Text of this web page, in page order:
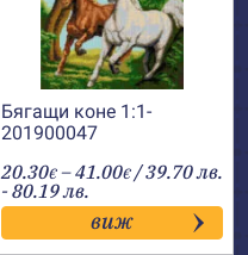
Бягащи коне 1:1-
201900047
20.30€ –41.00€Price
range:
20.30€
through
41.00€
/ 39.70 лв.
- 80.19 лв.
виж